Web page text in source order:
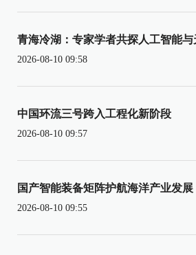
青海冷湖：专家学者共探人工智能与
2026-08-10 09:58
中国环流三号跨入工程化新阶段
2026-08-10 09:57
国产智能装备矩阵护航海洋产业发展
2026-08-10 09:55